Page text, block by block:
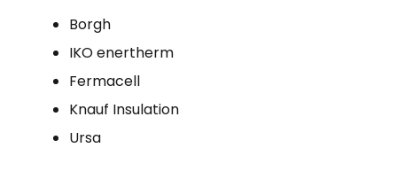
Borgh
IKO enertherm
Fermacell
Knauf Insulation
Ursa